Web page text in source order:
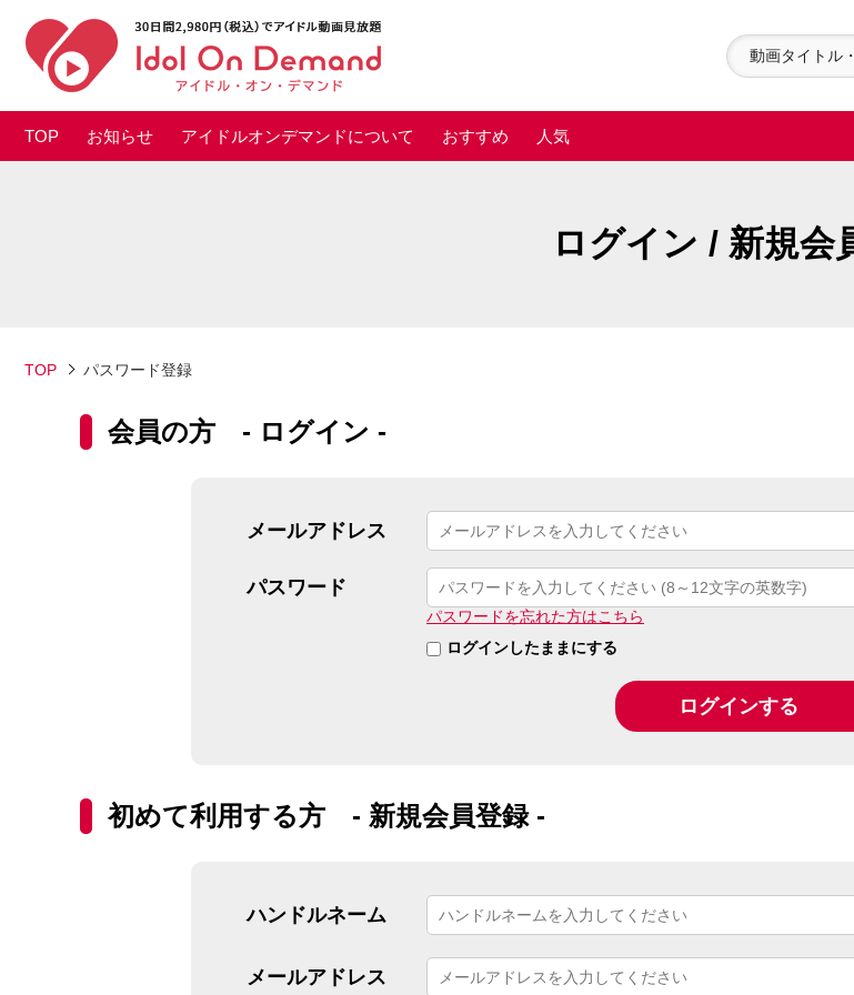
TOP お知らせ アイドルオンデマンドについて おすすめ 人気
ログイン / 新規会
TOP パスワード登録
会員の方 - ログイン -
メールアドレス
パスワード
パスワードを忘れた方はこちら
ログインしたままにする
初めて利用する方 - 新規会員登録 -
ハンドルネーム
メールアドレス